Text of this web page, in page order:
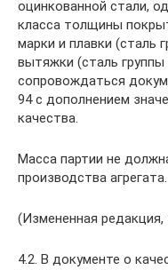
оцинкованной стали,
класса толщины
марки и плавки (сталь
вытяжки (сталь
сопровождаться
94 с дополнением
качества.
Масса партии не
производства агрегата.
(Измененная редакция,
4.2. В документе о